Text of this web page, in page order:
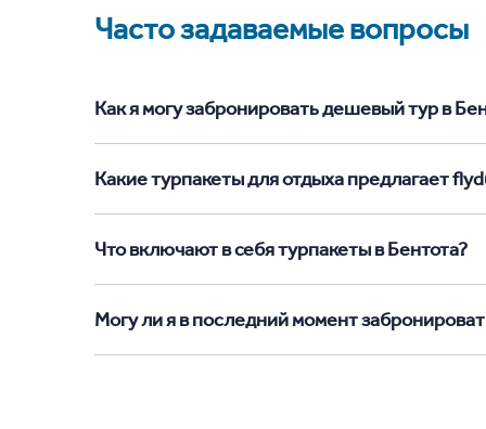
Часто задаваемые вопросы
Как я могу забронировать дешевый тур в
Какие турпакеты для отдыха предлагает
Что включают в себя турпакеты в Бентота?
Могу ли я в последний момент